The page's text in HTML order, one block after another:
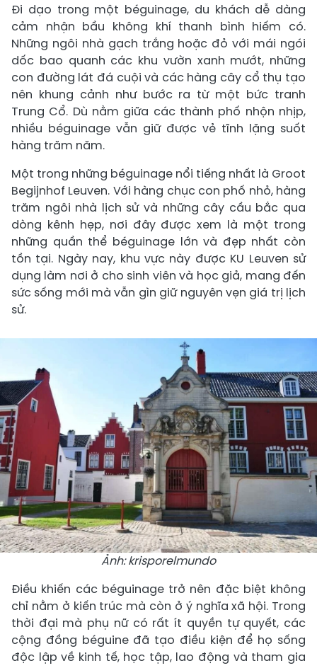
Đi dạo trong một béguinage, du khách dễ dàng
cảm nhận bầu không khí thanh bình hiếm có.
Những ngôi nhà gạch trắng hoặc đỏ với mái ngói
dốc bao quanh các khu vườn xanh mướt, những
con đường lát đá cuội và các hàng cây cổ thụ tạo
nên khung cảnh như bước ra từ một bức tranh
Trung Cổ. Dù nằm giữa các thành phố nhộn nhịp,
nhiều béguinage vẫn giữ được vẻ tĩnh lặng suốt
hàng trăm năm.
Một trong những béguinage nổi tiếng nhất là Groot
Begijnhof Leuven. Với hàng chục con phố nhỏ, hàng
trăm ngôi nhà lịch sử và những cây cầu bắc qua
dòng kênh hẹp, nơi đây được xem là một trong
những quần thể béguinage lớn và đẹp nhất còn
tồn tại. Ngày nay, khu vực này được KU Leuven sử
dụng làm nơi ở cho sinh viên và học giả, mang đến
sức sống mới mà vẫn gìn giữ nguyên vẹn giá trị lịch
sử.
Ảnh: krisporelmundo
Điều khiến các béguinage trở nên đặc biệt không
chỉ nằm ở kiến trúc mà còn ở ý nghĩa xã hội. Trong
thời đại mà phụ nữ có rất ít quyền tự quyết, các
cộng đồng béguine đã tạo điều kiện để họ sống
độc lập về kinh tế, học tập, lao động và tham gia